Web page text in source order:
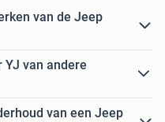
van de Jeep
YJ van andere
van een Jeep